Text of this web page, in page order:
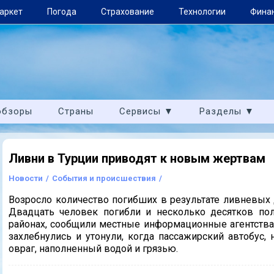
Погода Страхование Технологии
Страны Сервисы ▼ Разделы ▼
Ливни в Турции приводят к новым жертвам
Новости / События и происшествия /
Возросло количество погибших в результате
Двадцать человек погибли и несколько десятков
районах, сообщили местные информационные
захлебнулись и утонули, когда пассажирский
овраг, наполненный водой и грязью.